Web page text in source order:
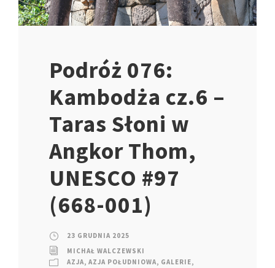
Podróż 076:
Kambodża cz.6 –
Taras Słoni w
Angkor Thom,
UNESCO #97
(668-001)
23 GRUDNIA 2025
MICHAŁ WALCZEWSKI
AZJA, AZJA POŁUDNIOWA, GALERIE,